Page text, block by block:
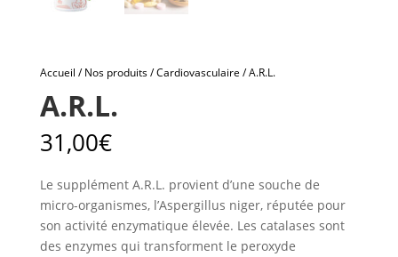
Accueil /Nos produits/Cardiovasculaire / A.R.L.
A.R.L.
31,00€
Le supplément A.R.L. provient d’une souche de
micro-organismes, l’Aspergillus niger, réputée pour
son activité enzymatique élevée. Les catalases sont
des enzymes qui transforment le peroxyde